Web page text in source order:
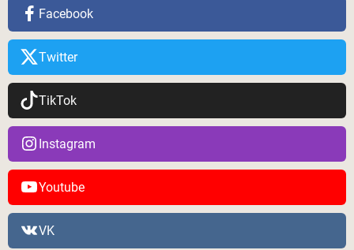
Facebook
Twitter
TikTok
Instagram
Youtube
VK